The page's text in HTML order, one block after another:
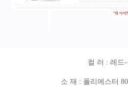
컬 러 : 레드-
소 재 : 폴리에스터